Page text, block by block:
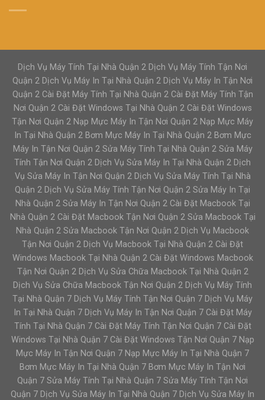
Dịch Vụ Máy Tính Tại Nhà Quận 2 Dịch Vụ Máy Tính Tận Nơi
Quận 2 Dịch Vụ Máy In Tại Nhà Quận 2 Dịch Vụ Máy In Tận Nơi
Quận 2 Cài Đặt Máy Tính Tại Nhà Quận 2 Cài Đặt Máy Tính Tận
Nơi Quận 2 Cài Đặt Windows Tại Nhà Quận 2 Cài Đặt Windows
Tận Nơi Quận 2 Nạp Mực Máy In Tận Nơi Quận 2 Nạp Mực Máy
In Tại Nhà Quận 2 Bơm Mực Máy In Tại Nhà Quận 2 Bơm Mực
Máy In Tận Nơi Quận 2 Sửa Máy Tính Tại Nhà Quận 2 Sửa Máy
Tính Tận Nơi Quận 2 Dịch Vụ Sửa Máy In Tại Nhà Quận 2 Dịch
Vụ Sửa Máy In Tận Nơi Quận 2 Dịch Vụ Sửa Máy Tính Tại Nhà
Quận 2 Dịch Vụ Sửa Máy Tính Tận Nơi Quận 2 Sửa Máy In Tại
Nhà Quận 2 Sửa Máy In Tận Nơi Quận 2 Cài Đặt Macbook Tại
Nhà Quận 2 Cài Đặt Macbook Tận Nơi Quận 2 Sửa Macbook Tại
Nhà Quận 2 Sửa Macbook Tận Nơi Quận 2 Dịch Vụ Macbook
Tận Nơi Quận 2 Dịch Vụ Macbook Tại Nhà Quận 2 Cài Đặt
Windows Macbook Tại Nhà Quận 2 Cài Đặt Windows Macbook
Tận Nơi Quận 2 Dịch Vụ Sửa Chữa Macbook Tại Nhà Quận 2
Dịch Vụ Sửa Chữa Macbook Tận Nơi Quận 2 Dịch Vụ Máy Tính
Tại Nhà Quận 7 Dịch Vụ Máy Tính Tận Nơi Quận 7 Dịch Vụ Máy
In Tại Nhà Quận 7 Dịch Vụ Máy In Tận Nơi Quận 7 Cài Đặt Máy
Tính Tại Nhà Quận 7 Cài Đặt Máy Tính Tận Nơi Quận 7 Cài Đặt
Windows Tại Nhà Quận 7 Cài Đặt Windows Tận Nơi Quận 7 Nạp
Mực Máy In Tận Nơi Quận 7 Nạp Mực Máy In Tại Nhà Quận 7
Bơm Mực Máy In Tại Nhà Quận 7 Bơm Mực Máy In Tận Nơi
Quận 7 Sửa Máy Tính Tại Nhà Quận 7 Sửa Máy Tính Tận Nơi
Quận 7 Dịch Vụ Sửa Máy In Tại Nhà Quận 7 Dịch Vụ Sửa Máy In